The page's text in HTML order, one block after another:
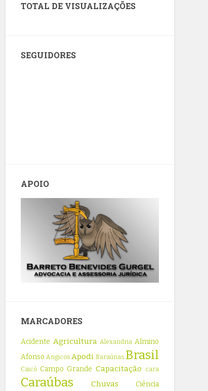
TOTAL DE VISUALIZAÇÕES
SEGUIDORES
APOIO
MARCADORES
Acidente Agricultura Alexandria Almino
Afonso Angicos Apodi Baraúnas Brasil
Caicó Campo Grande Capacitação cara
Caraúbas Chuvas
Ciência